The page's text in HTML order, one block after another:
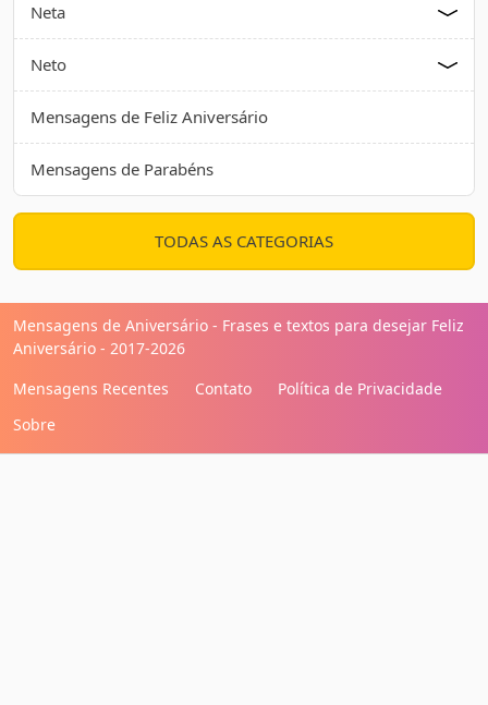
Neta
Neto
Mensagens de Feliz Aniversário
Mensagens de Parabéns
TODAS AS CATEGORIAS
Mensagens de Aniversário - Frases e textos para desejar Feliz
Aniversário - 2017-2026
Mensagens Recentes
Contato
Política de Privacidade
Sobre